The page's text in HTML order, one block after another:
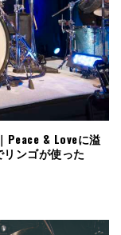
Peace & Loveに溢
ンゴが使った